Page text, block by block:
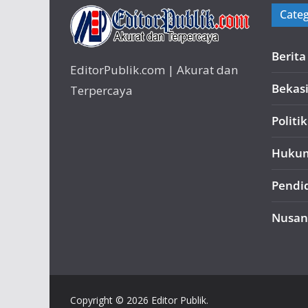
EditorPublik.com | Akurat dan
Terpercaya
Politik
Copyright © 2026 Editor Publik.